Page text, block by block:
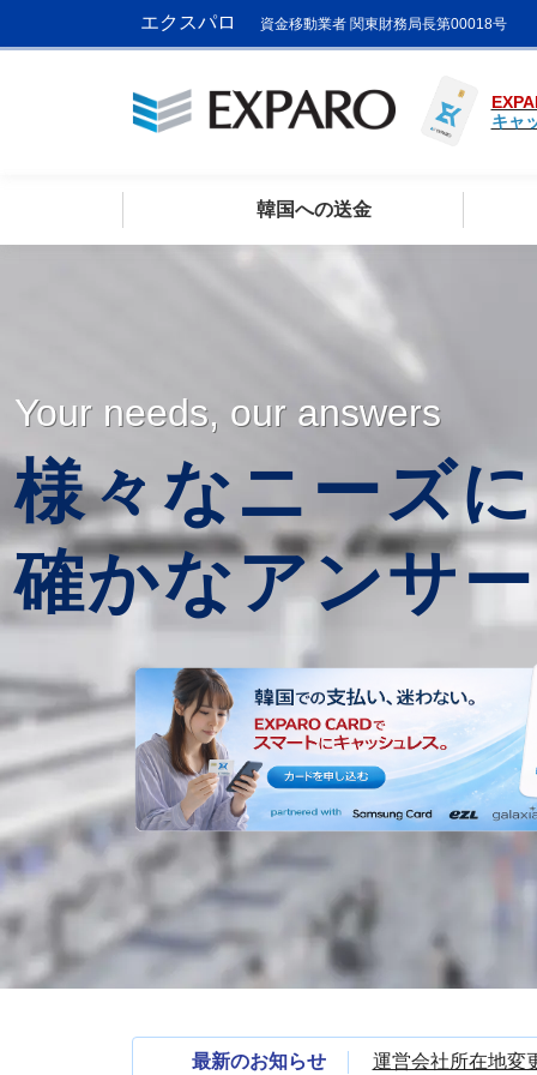
エクスパロ 資金移動業者 関東財務局長第00018号
キャ
韓国への送金
Your needs, our answers
様々なニーズに
確かなアンサ
最新のお知らせ 運営会社所在地変